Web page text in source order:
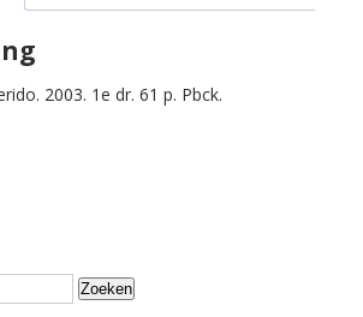
2003. 1e dr. 61 p. Pbck.
Zoeken